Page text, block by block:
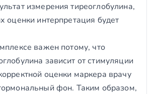
измерения тиреоглобулина,
оценки интерпретация будет
важен потому, что
зависит от стимуляции
оценки маркера врачу
фон. Таким образом,